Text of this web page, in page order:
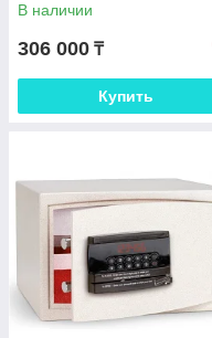
В наличии
306 000 ₸
Купить